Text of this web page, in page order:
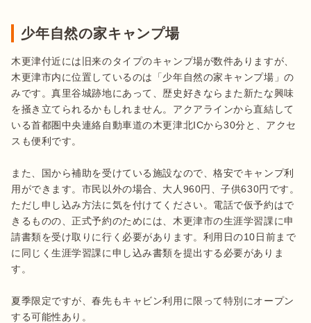
少年自然の家キャンプ場
木更津付近には旧来のタイプのキャンプ場が数件ありますが、
木更津市内に位置しているのは「少年自然の家キャンプ場」の
みです。真里谷城跡地にあって、歴史好きならまた新たな興味
を掻き立てられるかもしれません。アクアラインから直結して
いる首都圏中央連絡自動車道の木更津北ICから30分と、アクセ
スも便利です。
また、国から補助を受けている施設なので、格安でキャンプ利
用ができます。市民以外の場合、大人960円、子供630円です。
ただし申し込み方法に気を付けてください。電話で仮予約はで
きるものの、正式予約のためには、木更津市の生涯学習課に申
請書類を受け取りに行く必要があります。利用日の10日前まで
に同じく生涯学習課に申し込み書類を提出する必要がありま
す。
夏季限定ですが、春先もキャビン利用に限って特別にオープン
する可能性あり。